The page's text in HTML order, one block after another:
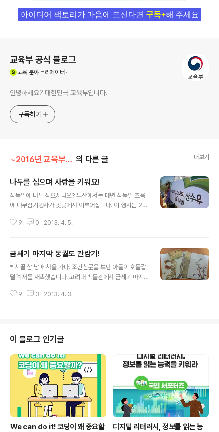
아이디어 팩토리가 마음에 드신다면 구독+해 주세요
교육부 공식 블로그
교육분야 크리에이터
안녕하세요? 대한민국 교육부입니다.
구독하기
~2016년 교육부 이야기/부모의 지혜 나눔 의 다른 글 더보기
나무를 심으며 사랑을 키워요!
식목일에 나무 심으시나요? 부산에서는 매년 식목일 즈음
에 나무심기행사가 곳곳에서 이루어집니다. 이 행사는 20
나무와 이팝나무, 철쭉 등 약 13,000주의 나무를 부산시
다른 의미로 다가오는 날입니다. 올해도 우리 가족은 나무
를 심었습니다. 올해 나무 심기 행사는 6개의 주제로 구성
되어 진행되었는데요, 우리 가족은 다자녀 가정의 '행복나
이들을 깨워서 가는 것이 정말 힘든 일이었습니다. 놀고 싶
9 0 2013. 4. 5.
금세기 마지막 동궐도 관람기!
* 시골 삼 남매 서울 가다. 조간신문을 보던 아들이 호들갑
떨며 저를 재촉했습니다. 고려대 박물관에서 금세기 마지
아대 박물관에 각기 소장하고 있던 걸 교류전으로 한곳에
에 있는 창경궁과 창덕궁을 그린 그림이라고 합니다. 왕조
의 흥망성쇠와 근대사의 질곡 속에 궁궐도 본래의 위용을
상당 부분 잃고 말았는데, 동궐도엔 원래의 모습과 배치가
아주 세밀하게 묘사되어 있어 역사적 가치가 높답니다. 작
년에 40년 된 시골 할머니 댁이 누전으로 전소하고, 아빠
의 설계로 새로 짓게 되었습니다..
9 3 2013. 4. 3.
이 블로그 인기글
We can do it! 코딩이 왜 중요할
디지털 리터러시, 정보를 읽는 능